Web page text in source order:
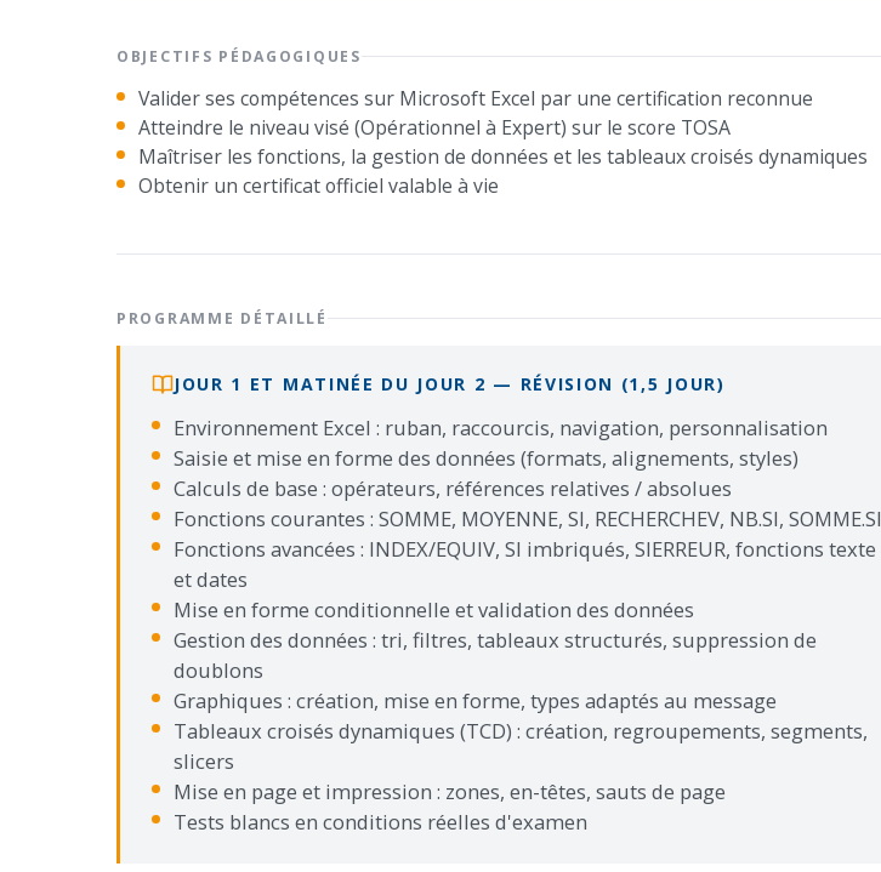
OBJECTIFS PÉDAGOGIQUES
Valider ses compétences sur Microsoft Excel par une certification reconnue
Atteindre le niveau visé (Opérationnel à Expert) sur le score TOSA
Maîtriser les fonctions, la gestion de données et les tableaux croisés dynamiques
Obtenir un certificat officiel valable à vie
PROGRAMME DÉTAILLÉ
JOUR 1 ET MATINÉE DU JOUR 2 — RÉVISION (1,5 JOUR)
Environnement Excel : ruban, raccourcis, navigation, personnalisation
Saisie et mise en forme des données (formats, alignements, styles)
Calculs de base : opérateurs, références relatives / absolues
Fonctions courantes : SOMME, MOYENNE, SI, RECHERCHEV, NB.SI, SOMME.SI
Fonctions avancées : INDEX/EQUIV, SI imbriqués, SIERREUR, fonctions texte
et dates
Mise en forme conditionnelle et validation des données
Gestion des données : tri, filtres, tableaux structurés, suppression de
doublons
Graphiques : création, mise en forme, types adaptés au message
Tableaux croisés dynamiques (TCD) : création, regroupements, segments,
slicers
Mise en page et impression : zones, en-têtes, sauts de page
Tests blancs en conditions réelles d'examen